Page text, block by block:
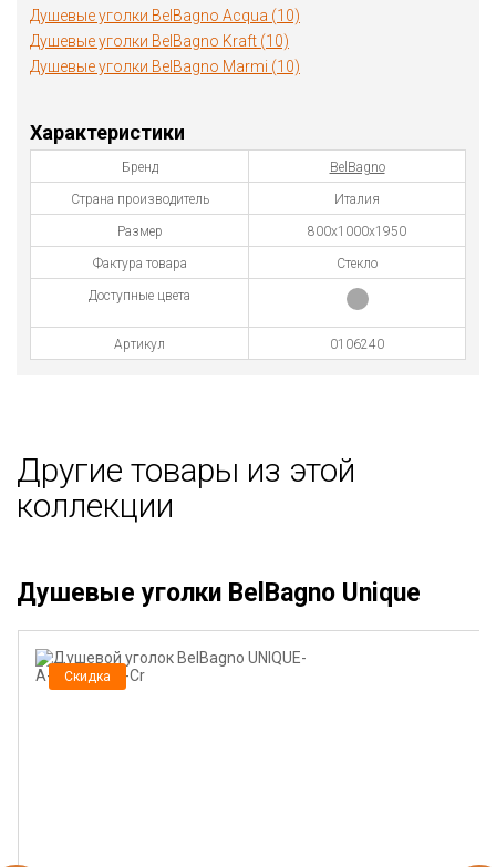
Душевые уголки BelBagno Acqua (10)
Душевые уголки BelBagno Kraft (10)
Душевые уголки BelBagno Marmi (10)
Характеристики
Бренд BelBagno
Страна производитель Италия
Размер 800х1000х1950
Фактура товара Стекло
Доступные цвета
Артикул 0106240
Другие товары из этой
коллекции
Душевые уголки BelBagno Unique
Скидка